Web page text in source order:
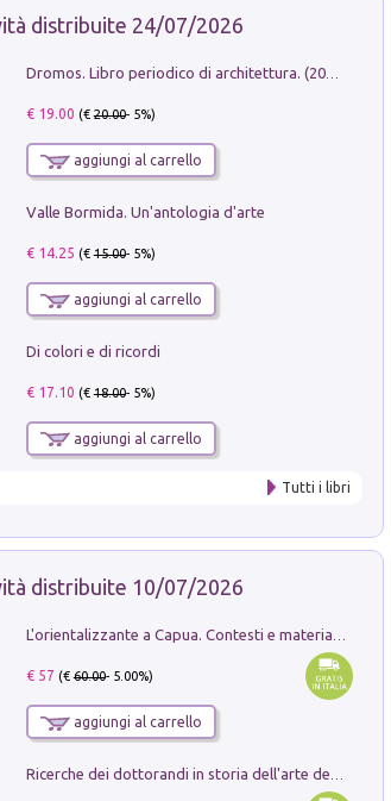
distribuite 24/07/2026
Dromos. Libro periodico di architettura. (2026). Vol. 15: Post-model
€ 19.00 (€20.00- 5%)
aggiungi al carrello
Valle Bormida. Un'antologia d'arte
€ 14.25 (€15.00- 5%)
aggiungi al carrello
Di colori e di ricordi
€ 17.10 (€18.00- 5%)
aggiungi al carrello
Tutti i libri
distribuite 10/07/2026
€ 57 (€60.00- 5.00%)
aggiungi al carrello